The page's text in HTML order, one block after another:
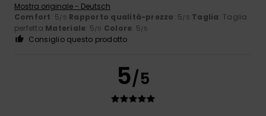
Mostra originale - Deutsch
Comfort: 5/5 Rapporto qualità-prezzo: 5/5 Taglia: Taglia
perfetta Materiale: 5/5 Colore: 5/5
Consiglio questo prodotto
5/5